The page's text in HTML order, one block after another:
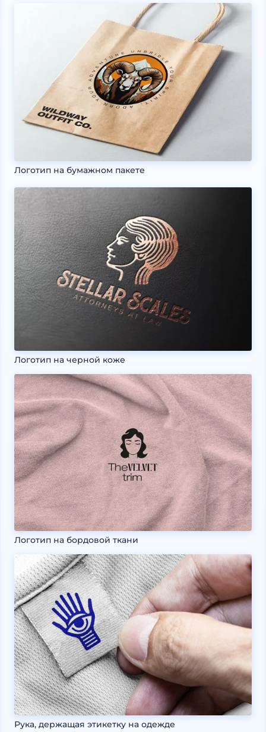
Логотип на бумажном пакете
Логотип на черной коже
Логотип на бордовой ткани
Рука, держащая этикетку на одежде